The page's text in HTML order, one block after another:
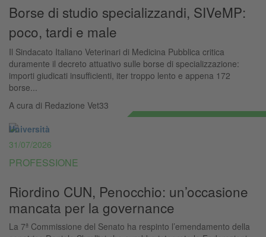
Borse di studio specializzandi, SIVeMP:
poco, tardi e male
Il Sindacato Italiano Veterinari di Medicina Pubblica critica
duramente il decreto attuativo sulle borse di specializzazione:
importi giudicati insufficienti, iter troppo lento e appena 172
borse...
A cura di Redazione Vet33
Università
31/07/2026
PROFESSIONE
Riordino CUN, Penocchio: un’occasione
mancata per la governance
La 7ª Commissione del Senato ha respinto l’emendamento della